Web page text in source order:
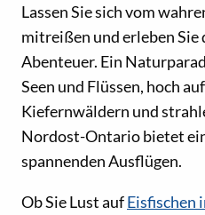
Lassen Sie sich vom
mitreißen und erleben Sie
Abenteuer. Ein
Seen und Flüssen, hoch
Kiefernwäldern und
Nordost-Ontario bietet
spannenden Ausflügen.
Ob Sie Lust aufEisfischen